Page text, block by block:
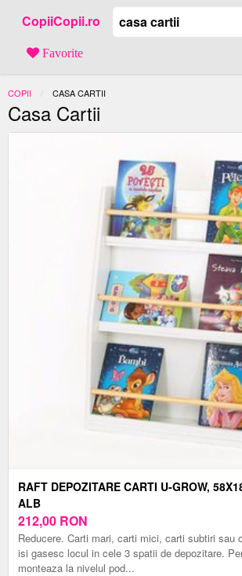
CopiiCopii.ro
Favorite
COPII ACTUAL:
CASA CARTII
Casa Cartii
RAFT DEPOZITARE CARTI U-GROW,
ALB
212,00 RON
Reducere. Carti mari, carti mici, carti subtiri sau
isi gasesc locul in cele 3 spatii de depozitare.
monteaza la nivelul pod...